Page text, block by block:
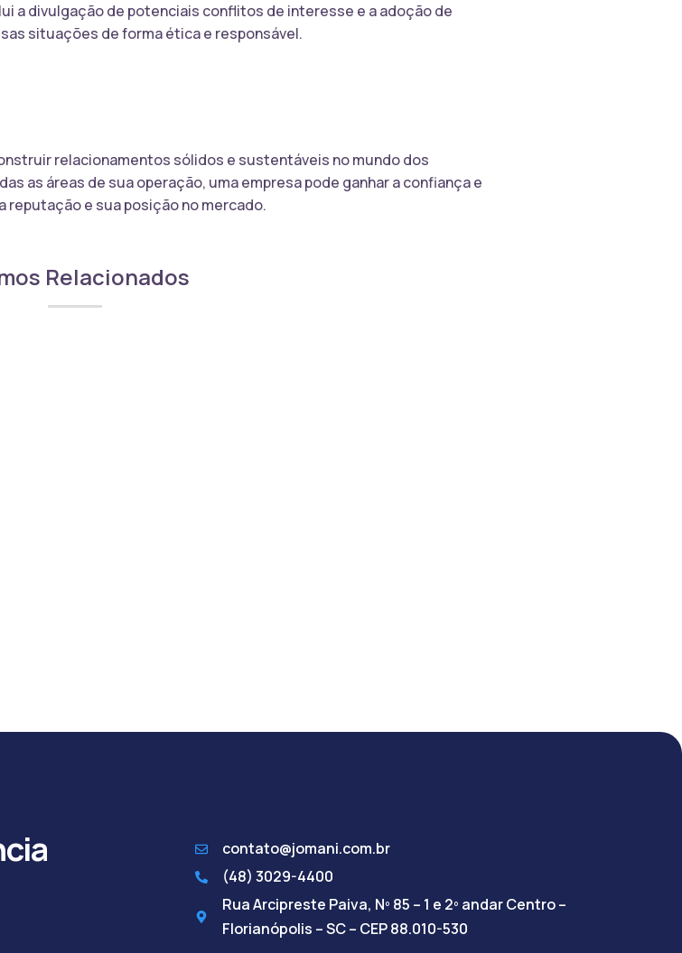
a divulgação de potenciais conflitos de interesse e a adoção de
situações de forma ética e responsável.
relacionamentos sólidos e sustentáveis no mundo dos
as áreas de sua operação, uma empresa pode ganhar a confiança e
e sua posição no mercado.
Relacionados
contato@jomani.com.br
(48) 3029-4400
Rua Arcipreste Paiva, Nº 85 – 1 e 2º andar Centro –
Florianópolis – SC – CEP 88.010-530